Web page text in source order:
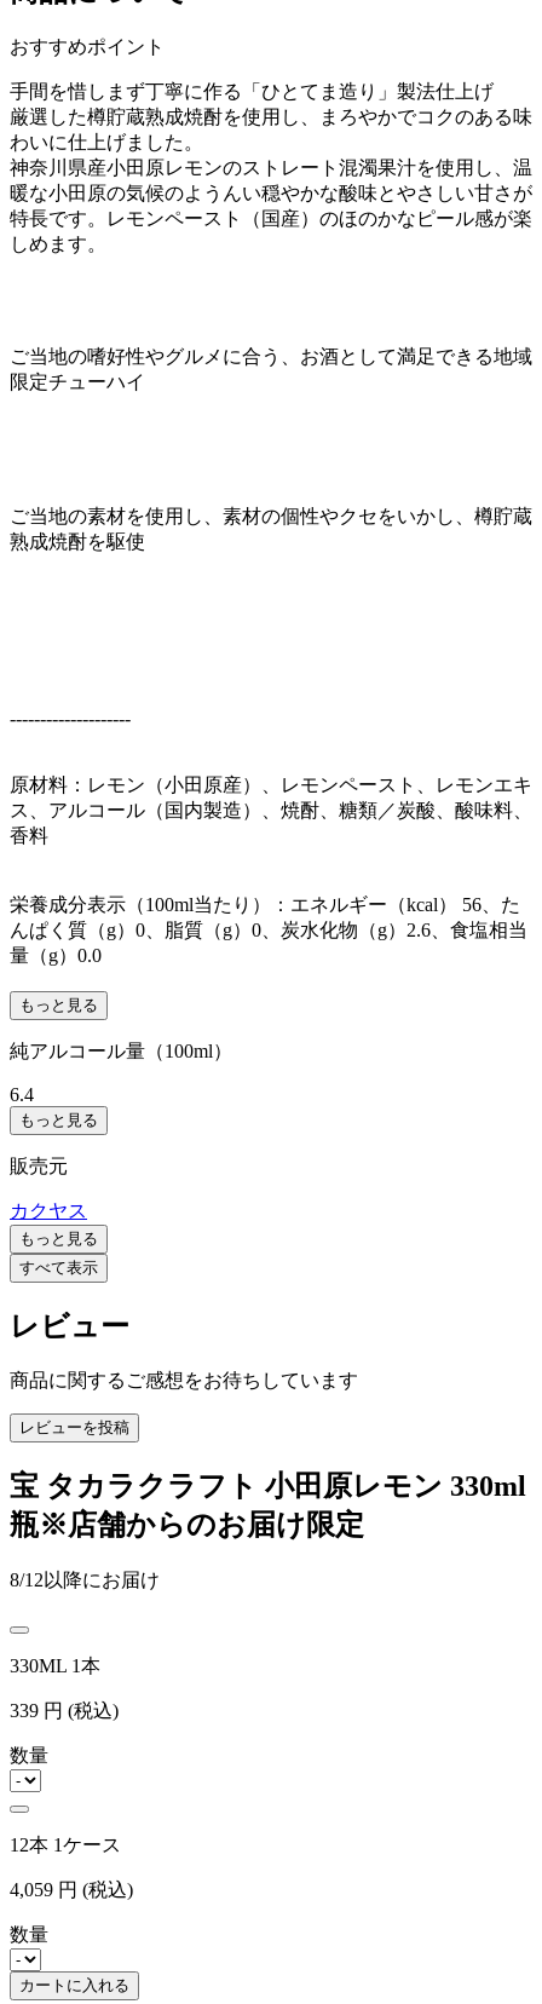
おすすめポイント
手間を惜しまず丁寧に作る「ひとてま造り」製法仕上げ
厳選した樽貯蔵熟成焼酎を使用し、まろやかでコクのある味
わいに仕上げました。
神奈川県産小田原レモンのストレート混濁果汁を使用し、温
暖な小田原の気候のようんい穏やかな酸味とやさしい甘さが
特長です。レモンペースト（国産）のほのかなピール感が楽
しめます。
ご当地の嗜好性やグルメに合う、お酒として満足できる地域
限定チューハイ
ご当地の素材を使用し、素材の個性やクセをいかし、樽貯蔵
熟成焼酎を駆使
--------------------
原材料：レモン（小田原産）、レモンペースト、レモンエキ
ス、アルコール（国内製造）、焼酎、糖類／炭酸、酸味料、
香料
栄養成分表示（100ml当たり）：エネルギー（kcal） 56、た
んぱく質（g）0、脂質（g）0、炭水化物（g）2.6、食塩相当
量（g）0.0
もっと見る
純アルコール量（100ml）
6.4
もっと見る
販売元
カクヤス
もっと見る
すべて表示
レビュー
商品に関するご感想をお待ちしています
レビューを投稿
宝 タカラクラフト 小田原レモン 330ml
瓶※店舗からのお届け限定
8/12以降にお届け
330ML 1本
339 円 (税込)
数量
12本 1ケース
4,059 円 (税込)
数量
カートに入れる